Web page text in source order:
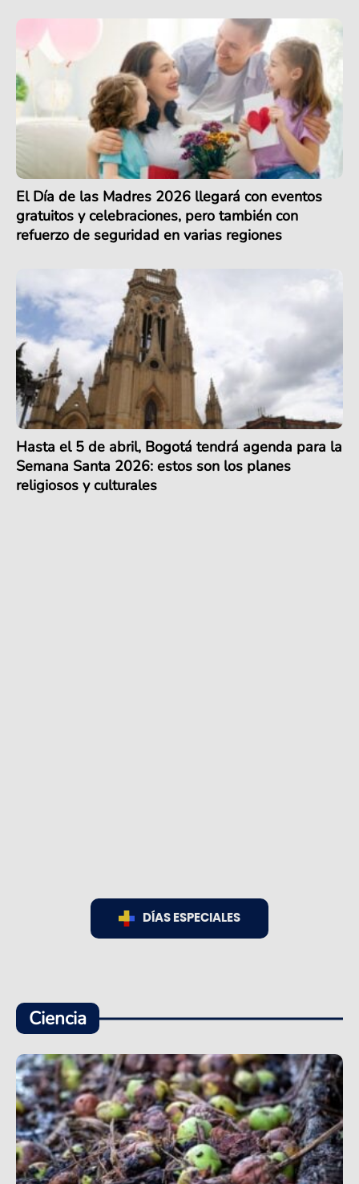
El Día de las Madres 2026 llegará con eventos
gratuitos y celebraciones, pero también con
refuerzo de seguridad en varias regiones
Hasta el 5 de abril, Bogotá tendrá agenda para la
Semana Santa 2026: estos son los planes
religiosos y culturales
DÍAS ESPECIALES
Ciencia